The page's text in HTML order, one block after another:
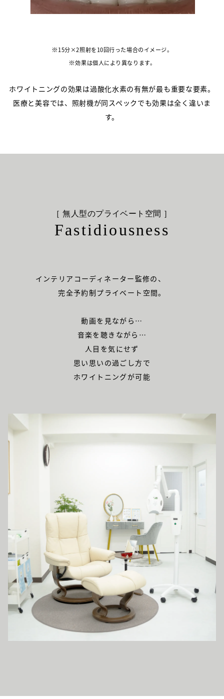
15分×2照射を10回行った場合のイメージ。
効果は個人により異なります。
ホワイトニングの効果は過酸化水素の有無が最も重要な要素。
医療と美容では、照射機が同スペックでも効果は全く違いま
す。
［ 無人型のプライベート空間 ］
Fastidiousness
インテリアコーディネーター監修の、
完全予約制プライベート空間。
動画を見ながら…
音楽を聴きながら…
人目を気にせず
思い思いの過ごし方で
ホワイトニングが可能